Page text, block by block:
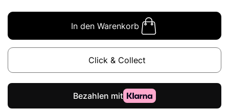
In den Warenkorb
Click & Collect